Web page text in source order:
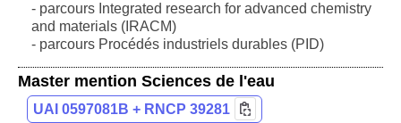
- parcours Integrated research for advanced chemistry
and materials (IRACM)
- parcours Procédés industriels durables (PID)
Master mention Sciences de l'eau
UAI 0597081B + RNCP 39281